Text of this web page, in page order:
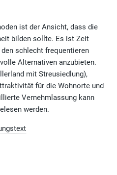
ist der Ansicht, dass die
bilden sollte. Es ist Zeit
schlecht frequentieren
Alternativen anzubieten.
mit Streusiedlung),
für die Wohnorte und
Vernehmlassung kann
werden.